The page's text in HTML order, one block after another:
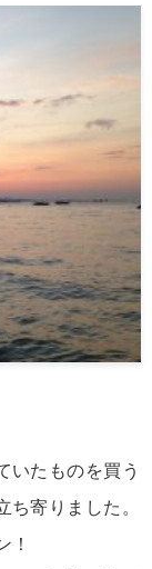
いたものを買う
寄りました。
！